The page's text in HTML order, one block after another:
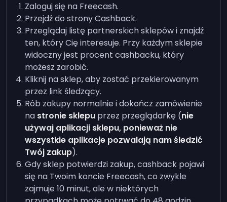
Zaloguj się na Freecash.
Przejdź do strony Cashback.
Przeglądaj listę partnerskich sklepów i znajdź
ten, który Cię interesuje. Przy każdym sklepie
widoczny jest procent cashbacku, który
możesz zarobić.
Kliknij na sklep, aby zostać przekierowanym
przez link śledzący.
Rób zakupy normalnie i dokończ zamówienie
na stronie sklepu przez przeglądarkę (nie
używaj aplikacji sklepu, ponieważ nie
wszystkie aplikacje pozwalają nam śledzić
Twój zakup).
Gdy sklep potwierdzi zakup, cashback pojawi
się na Twoim koncie Freecash, co zwykle
zajmuje 10 minut, ale w niektórych